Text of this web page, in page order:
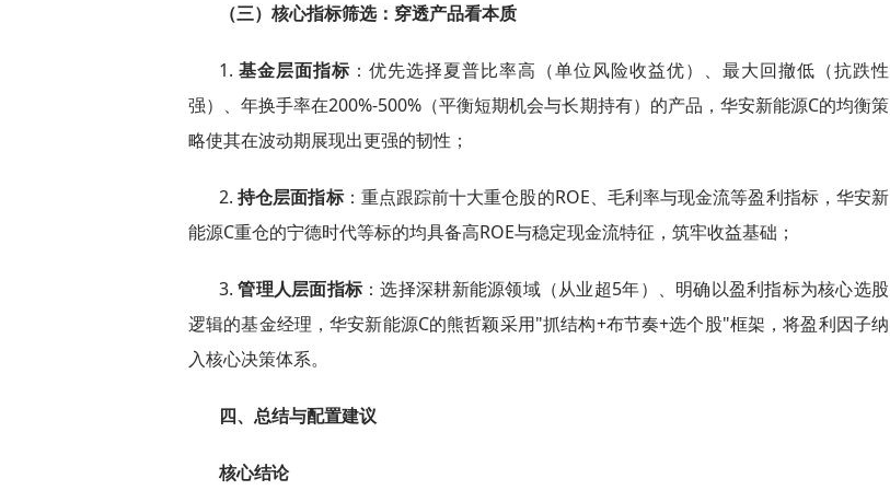
（三）核心指标筛选：穿透产品看本质
1. 基金层面指标 ：优先选择夏普比率高（单位风险收益优）、最大回撤低（抗跌性
强）、年换手率在200%-500%（平衡短期机会与长期持有）的产品，华安新能源C的均衡策
略使其在波动期展现出更强的韧性；
2.持仓层面指标：重点跟踪前十大重仓股的ROE、毛利率与现金流等盈利指标，华安新
能源C重仓的宁德时代等标的均具备高ROE与稳定现金流特征，筑牢收益基础；
3.管理人层面指标：选择深耕新能源领域（从业超5年）、明确以盈利指标为核心选股
逻辑的基金经理，华安新能源C的熊哲颖采用"抓结构+布节奏+选个股"框架，将盈利因子纳
入核心决策体系。
四、总结与配置建议
核心结论